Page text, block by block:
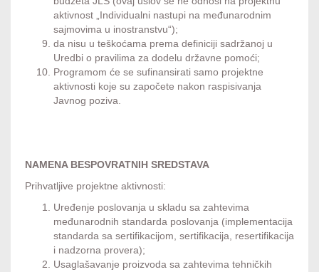
aktivnost „Individualni nastupi na međunarodnim
sajmovima u inostranstvu“);
da nisu u teškoćama prema definiciji sadržanoj u
Uredbi o pravilima za dodelu državne pomoći;
Programom će se sufinansirati samo projektne
aktivnosti koje su započete nakon raspisivanja
Javnog poziva.
NAMENA BESPOVRATNIH SREDSTAVA
Prihvatljive projektne aktivnosti:
Uređenje poslovanja u skladu sa zahtevima
međunarodnih standarda poslovanja (implementacija
standarda sa sertifikacijom, sertifikacija, resertifikacija
i nadzorna provera);
Usaglašavanje proizvoda sa zahtevima tehničkih